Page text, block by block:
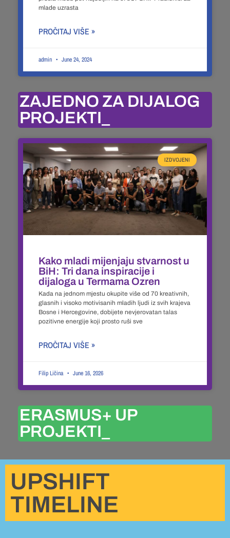
mlade uzrasta
PROČITAJ VIŠE »
admin June 24, 2024
ZAJEDNO ZA DIJALOG
PROJEKTI_
IZDVOJENI
Kako mladi mijenjaju stvarnost u
BiH: Tri dana inspiracije i
dijaloga u Termama Ozren
Kada na jednom mjestu okupite više od 70 kreativnih,
glasnih i visoko motivisanih mladih ljudi iz svih krajeva
Bosne i Hercegovine, dobijete nevjerovatan talas
pozitivne energije koji prosto ruši sve
PROČITAJ VIŠE »
Filip Ličina June 16, 2026
ERASMUS+ UP
PROJEKTI_
UPSHIFT
TIMELINE